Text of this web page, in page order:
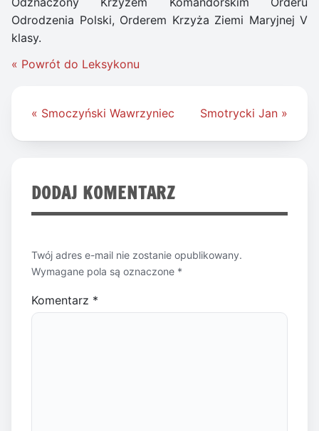
Odrodzenia Polski, Orderem Krzyża Ziemi Maryjnej V
klasy.
« Powrót do Leksykonu
Nawigacja
« Smoczyński Wawrzyniec Smotrycki Jan »
DODAJ KOMENTARZ
Twój adres e-mail nie zostanie opublikowany.
Wymagane pola są oznaczone *
Komentarz *